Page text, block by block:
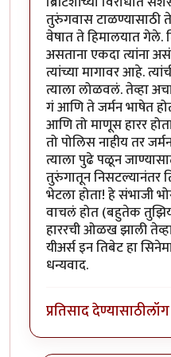
तुरुंगवास टाळण्यासाठी
वेषात ते हिमालयात गेले.
असताना एकदा त्यांना
त्यांच्या मागावर आहे.
त्याला लोळवलं. तेव्हा
गं आणि ते जर्मन भाषेत
आणि तो माणूस हारर
तो पोलिस नाहीय तर
त्याला पुढे पळून
तुरुंगातून निसटल्यानंतर
भेटला होता! हे संभाजी
वाचलं होत (बहुतेक
हाररची ओळख झाली
यीअर्स इन तिबेट हा
धन्यवाद.
प्रतिसाद देण्यासाठी